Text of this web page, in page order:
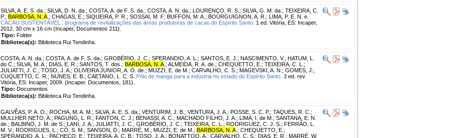
SILVA, A. E. S. da. ; SILVA, D. N. da. ; COSTA, A. de F. S. da. ; COSTA, A. N. da. ; LOURENÇO, R. S. ; SILVA, G. M. da. ; TEIXEIRA, C.
P. ; BARBOSA, N. A ; CHAGAS, E. ; SIQUEIRA, P. R. ; SOSSAI, M. F; BUFFON, M. A. ; BOURGUIGNON, A. R. ; LIMA, P. E. N. e.
CACAU SUSTENTÁVEL : programa de revitalizações das áreas produtoras de cacau do Espírito Santo. 1 ed. Vitória, ES: Incaper,
2012. 30 cm x 16 cm (Incaper, Documentos 211).
Tipo: Folder
Biblioteca(s): Biblioteca Rui Tendinha.
COSTA, A. N. da. ; COSTA, A. de F. S. da. ; GROBÉRIO, J. C. ; SPERANDIO, A. L. ; SANTOS, E. J. ; NASCIMENTO, V.; HATUM, L.
do C. ; SILVA, M. A. ; DIAS, E. R. ; SANTOS, T. dos. ; BARBOSA, N. A ; ALMEIDA, R. A. de. ; CHEQUETTO, E. ; TEIXEIRA, C. L. ;
JULIATTI, J. C. ; TOSO, J. A. ; OLIVEIRA JUNIOR, A. O. de. ; MUZZI, E. de M. ; CARVALHO, C. S. ; MAGEVSKI, A. N. ; GOMES, J. ;
CUQUETTO, C. R. ; NUNES, E. B. ; CAETANO, L. C. S. Pólo de manga para a indústria no estado do Espírito Santo. 3 ed. rev.
Vitória, ES: Incaper, 2009. (Incaper. Documentos, 181).
Tipo: Documentos
Biblioteca(s): Biblioteca Rui Tendinha.
GALVÊAS, P. A. O. ; ROCHA, M. A. M. ; SILVA, A. E. S. da. ; VENTURIM, J. B. ; VENTURA, J. A. ; POSSE, S. C. P. ; TAQUES, R. C. ;
MULLHER NETO, A. ; PAGUNG, L. R. ; FANTON, C. J. ; BENASSI, A. C. ; MACHADO FILHO, J. A. ; LIMA, I. de M. ; SANTANA, E. N.
de. ; BALBINO, J. M. de S. ; LANI, J. A. ; JULIATTI, J. C. ; GROBÉRIO, J. C. ; TEIXEIRA, C. L. ; RODRIGUEZ, C. J. S. ; FERRÃO, L.
M. V.; RODRIGUES, L. ; CÓ, S. M. ; SANSON, D. ; MARRÉ, M. ; MUZZI, E. de M. ; BARBOSA, N. A ; CHEQUETTO, E. ;
SPERANDIO, A. L. ; PACHECO, E. ; TEIXEIRA, A. C. B. ; TOSO, J. A. ; BONATTOO, A. ; CARVALHO, C. S. ; DIAS, E. R. ; MARRÉ, W.